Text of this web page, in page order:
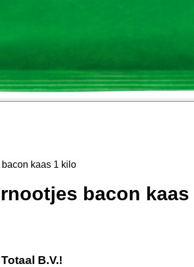
kaas 1 kilo
bacon kaas
B.V.!